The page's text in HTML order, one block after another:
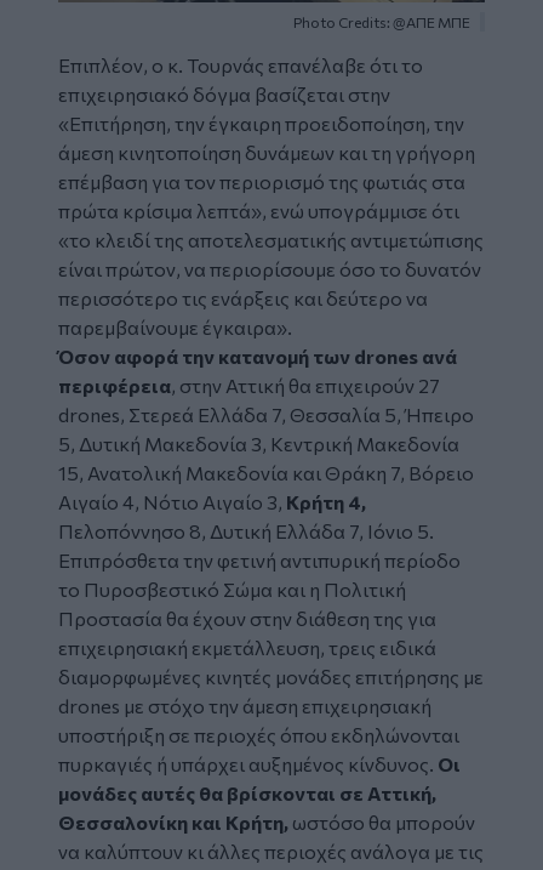
Photo Credits: @ΑΠΕ ΜΠΕ
Επιπλέον, ο κ. Τουρνάς επανέλαβε ότι το
επιχειρησιακό δόγμα βασίζεται στην
«Επιτήρηση, την έγκαιρη προειδοποίηση, την
άμεση κινητοποίηση δυνάμεων και τη γρήγορη
επέμβαση για τον περιορισμό της φωτιάς στα
πρώτα κρίσιμα λεπτά», ενώ υπογράμμισε ότι
«το κλειδί της αποτελεσματικής αντιμετώπισης
είναι πρώτον, να περιορίσουμε όσο το δυνατόν
περισσότερο τις ενάρξεις και δεύτερο να
παρεμβαίνουμε έγκαιρα».
Όσον αφορά την κατανομή των drones ανά
περιφέρεια , στην Αττική θα επιχειρούν 27
drones, Στερεά Ελλάδα 7, Θεσσαλία 5, Ήπειρο
5, Δυτική Μακεδονία 3, Κεντρική Μακεδονία
15, Ανατολική Μακεδονία και Θράκη 7, Βόρειο
Αιγαίο 4, Νότιο Αιγαίο 3, Κρήτη 4,
Πελοπόννησο 8, Δυτική Ελλάδα 7, Ιόνιο 5.
Επιπρόσθετα την φετινή αντιπυρική περίοδο
το Πυροσβεστικό Σώμα και η Πολιτική
Προστασία θα έχουν στην διάθεση της για
επιχειρησιακή εκμετάλλευση, τρεις ειδικά
διαμορφωμένες κινητές μονάδες επιτήρησης με
drones με στόχο την άμεση επιχειρησιακή
υποστήριξη σε περιοχές όπου εκδηλώνονται
πυρκαγιές ή υπάρχει αυξημένος κίνδυνος. Οι
μονάδες αυτές θα βρίσκονται σε Αττική,
Θεσσαλονίκη και Κρήτη, ωστόσο θα μπορούν
να καλύπτουν κι άλλες περιοχές ανάλογα με τις